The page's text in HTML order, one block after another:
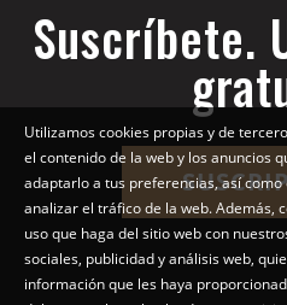
Suscríbete.
Utilizamos cookies propias y de
el contenido de la web y los anuncios
adaptarlo a tus preferencias, así
analizar el tráfico de la web. Además,
uso que haga del sitio web con
sociales, publicidad y análisis web,
información que les haya